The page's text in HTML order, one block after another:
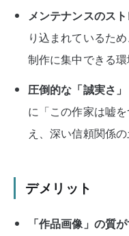
メンテナンスのス
り込まれているた
制作に集中できる環
圧倒的な「誠実さ
に「この作家は嘘
え、深い信頼関係の
デメリット
「作品画像」の質